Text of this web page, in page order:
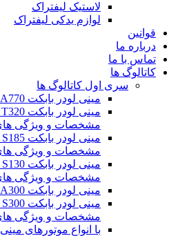
لاستیک لیفتراک
لوازم یدکی لیفتراک
قوانین
درباره ما
تماس با ما
کاتالوگ ها
سری اول کاتالوگ ها
مینی لودر بابکت Bobcat A770
مشخصات و ویژگی
مشخصات و ویژگی
مشخصات و ویژگی
مینی لودر بابکت Bobcat A300
مشخصات و ویژگی
با انواع موتورهای